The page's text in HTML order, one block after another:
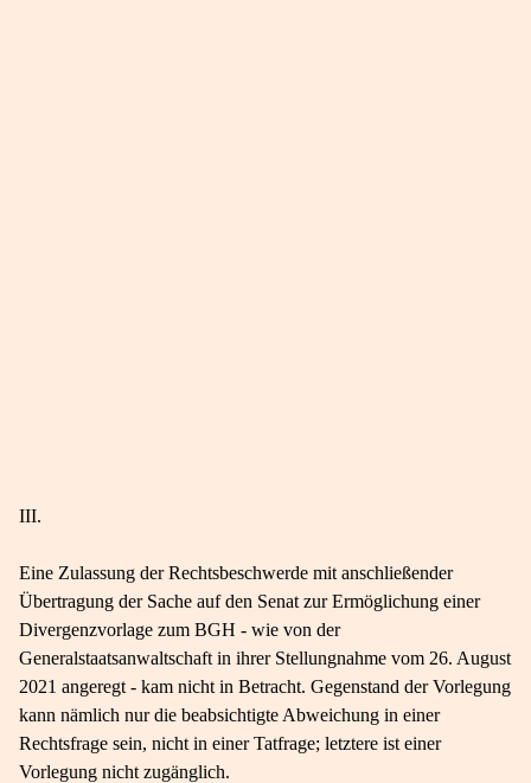
III.
Eine Zulassung der Rechtsbeschwerde mit anschließender
Übertragung der Sache auf den Senat zur Ermöglichung einer
Divergenzvorlage zum BGH - wie von der
Generalstaatsanwaltschaft in ihrer Stellungnahme vom 26. August
2021 angeregt - kam nicht in Betracht. Gegenstand der Vorlegung
kann nämlich nur die beabsichtigte Abweichung in einer
Rechtsfrage sein, nicht in einer Tatfrage; letztere ist einer
Vorlegung nicht zugänglich.